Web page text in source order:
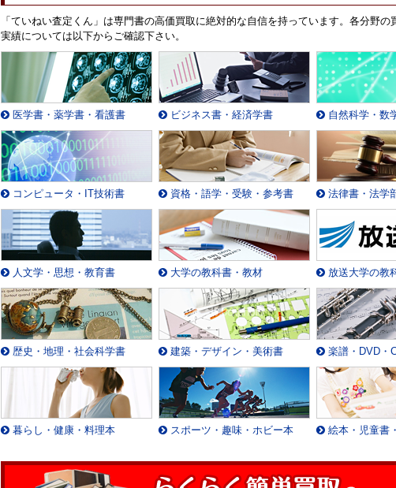
「ていねい査定くん」は専門書の高価買取に絶対的な自信を持っています。各分野の
実績については以下からご確認下さい。
医学書・薬学書・看護書 ビジネス書・経済学書 自然科学・数
コンピュータ・IT技術書 資格・語学・受験・参考書 法律書・法学
人文学・思想・教育書 大学の教科書・教材 放送大学の教
歴史・地理・社会科学書 建築・デザイン・美術書 楽譜・DVD・
暮らし・健康・料理本 スポーツ・趣味・ホビー本 絵本・児童書